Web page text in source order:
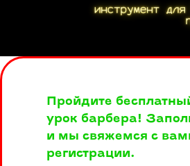
Пройдите
урок барбера!
и мы свяжемся с
регистрации.